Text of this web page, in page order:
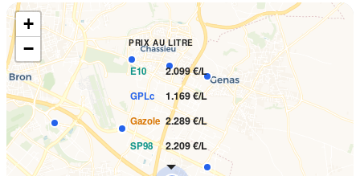
PRIX AU LITRE
E10 2.099 €/L
GPLc 1.169 €/L
Gazole 2.289 €/L
SP98 2.209 €/L
+
−